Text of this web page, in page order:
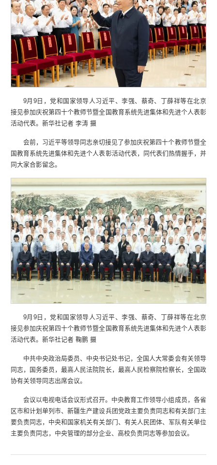
9月9日，党和国家领导人习近平、李强、蔡奇、丁薛祥等在北京
接见参加庆祝第四十个教师节暨全国教育系统先进集体和先进个人表彰
活动代表。新华社记者 李涛 摄
会前，习近平等领导同志亲切接见了参加庆祝第四十个教师节暨全
国教育系统先进集体和先进个人表彰活动代表，同代表们热情握手，并
同大家合影留念。
9月9日，党和国家领导人习近平、李强、蔡奇、丁薛祥等在北京
接见参加庆祝第四十个教师节暨全国教育系统先进集体和先进个人表彰
活动代表。新华社记者 鞠鹏 摄
中共中央政治局委员、中央书记处书记，全国人大常委会有关领导
同志，国务委员，最高人民法院院长，最高人民检察院检察长，全国政
协有关领导同志出席会议。
会议以电视电话会议形式召开。中央教育工作领导小组成员，各省
区市和计划单列市、新疆生产建设兵团党政主要负责同志和有关部门主
要负责同志，中央和国家机关有关部门、有关人民团体、军队有关单位
主要负责同志，中央管理的部分企业、高校负责同志等参加会议。